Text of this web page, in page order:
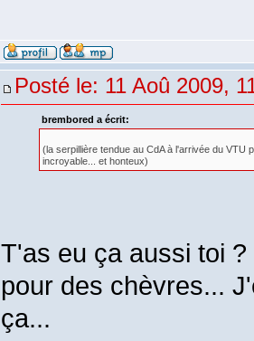
Posté le: 11 Aoû 2009,
brembored a écrit:
(la serpillière tendue au CdA à l'arrivée du VTU
incroyable... et honteux)
T'as eu ça aussi toi
pour des chèvres...
ça...